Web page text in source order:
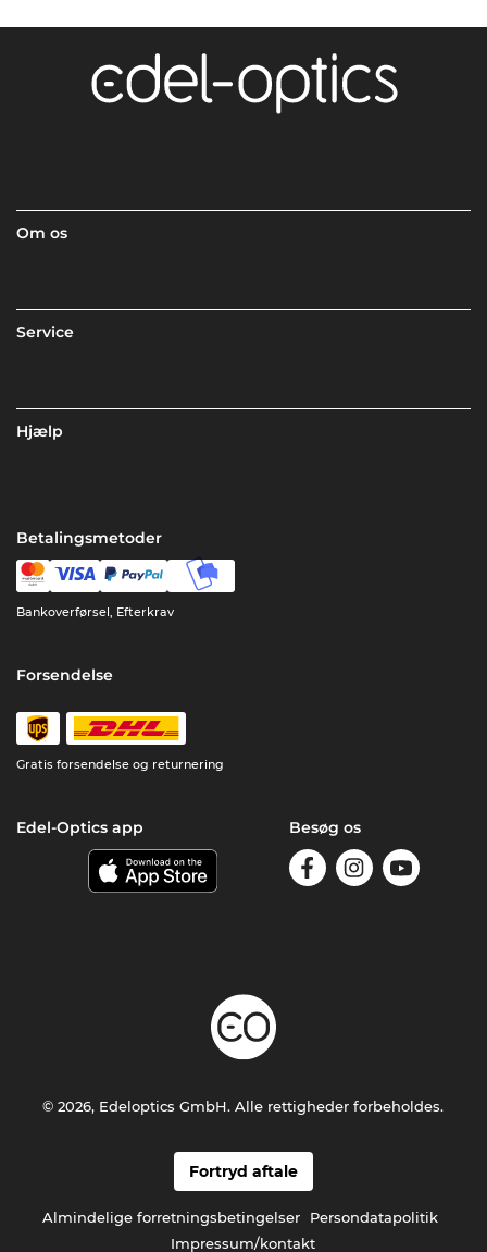
Om os
Service
Hjælp
Betalingsmetoder
Bankoverførsel, Efterkrav
Forsendelse
Gratis forsendelse og returnering
Edel-Optics app Besøg os
Fortryd aftale
Almindelige forretningsbetingelser
Persondatapolitik
Impressum/kontakt
© 2026, Edeloptics GmbH. Alle rettigheder forbeholdes.